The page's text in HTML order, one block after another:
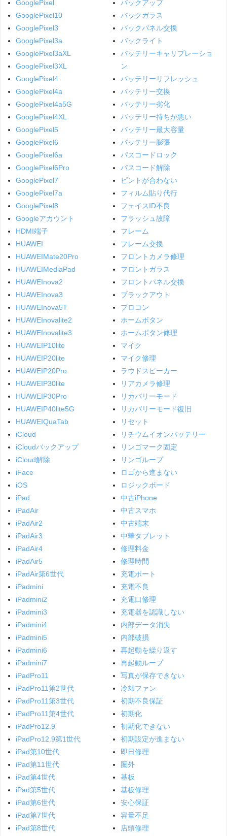
GooglePixel
GooglePixel10
GooglePixel3
GooglePixel3a
GooglePixel3aXL
GooglePixel3XL
GooglePixel4
GooglePixel4a
GooglePixel4a5G
GooglePixel4XL
GooglePixel5
GooglePixel6
GooglePixel6a
GooglePixel6Pro
GooglePixel7
GooglePixel7a
GooglePixel8
Googleアカウント
HDMI端子
HUAWEI
HUAWEIMate20Pro
HUAWEIMediaPad
HUAWEInova2
HUAWEInova3
HUAWEInova5T
HUAWEInovalite2
HUAWEInovalite3
HUAWEIP10lite
HUAWEIP20lite
HUAWEIP20Pro
HUAWEIP30lite
HUAWEIP30Pro
HUAWEIP40lite5G
HUAWEIQuaTab
iCloud
iCloudバックアップ
iCloud解除
iFace
iOS
iPad
iPadAir
iPadAir2
iPadAir3
iPadAir4
iPadAir5
iPadAir第6世代
iPadmini
iPadmini2
iPadmini3
iPadmini4
iPadmini5
iPadmini6
iPadmini7
iPadPro11
iPadPro11第2世代
iPadPro11第3世代
iPadPro11第4世代
iPadPro12.9
iPadPro12.9第1世代
iPad第10世代
iPad第11世代
iPad第4世代
iPad第5世代
iPad第6世代
iPad第7世代
iPad第8世代
バックアップ
バックガラス
バックパネル交換
バックライト
バッテリーキャリブレーショ
ン
バッテリーリフレッシュ
バッテリー交換
バッテリー劣化
バッテリー持ちが悪い
バッテリー最大容量
バッテリー膨張
パスコードロック
パスコード解除
ピントが合わない
フィルム貼り代行
フェイスID不良
フラッシュ故障
フレーム
フレーム交換
フロントカメラ修理
フロントガラス
フロントパネル交換
ブラックアウト
プロコン
ホームボタン
ホームボタン修理
マイク
マイク修理
ラウドスピーカー
リアカメラ修理
リカバリーモード
リカバリーモード復旧
リセット
リチウムイオンバッテリー
リンゴマーク固定
リンゴループ
ロゴから進まない
ロジックボード
中古iPhone
中古スマホ
中古端末
中華タブレット
修理料金
修理時間
充電ポート
充電不良
充電口修理
充電器を認識しない
内部データ消失
内部破損
再起動を繰り返す
再起動ループ
写真が保存できない
冷却ファン
初期不良保証
初期化
初期化できない
初期設定が進まない
即日修理
圏外
基板
基板修理
安心保証
容量不足
店頭修理